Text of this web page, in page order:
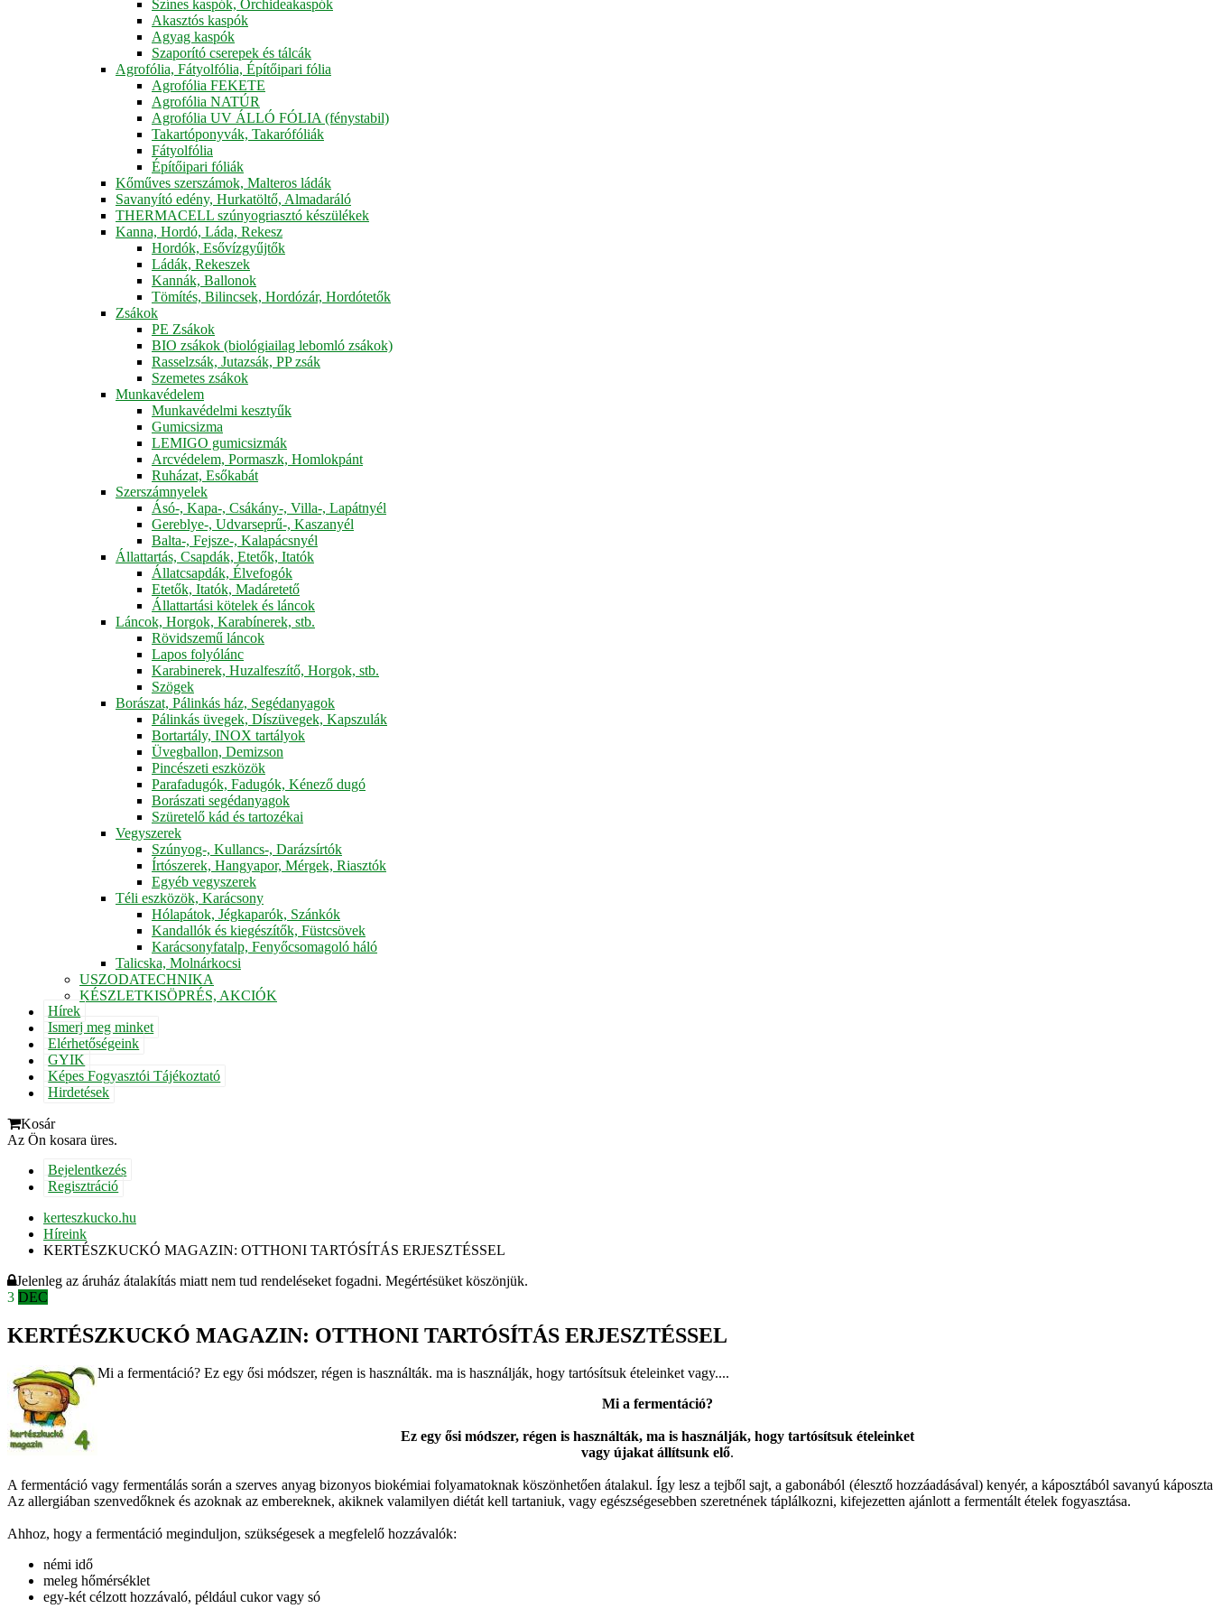
Színes kaspók, Orchideakaspók
Akasztós kaspók
Agyag kaspók
Szaporító cserepek és tálcák
Agrofólia, Fátyolfólia, Építőipari fólia
Agrofólia FEKETE
Agrofólia NATÚR
Agrofólia UV ÁLLÓ FÓLIA (fénystabil)
Takartóponyvák, Takarófóliák
Fátyolfólia
Építőipari fóliák
Kőműves szerszámok, Malteros ládák
Savanyító edény, Hurkatöltő, Almadaráló
THERMACELL szúnyogriasztó készülékek
Kanna, Hordó, Láda, Rekesz
Hordók, Esővízgyűjtők
Ládák, Rekeszek
Kannák, Ballonok
Tömítés, Bilincsek, Hordózár, Hordótetők
Zsákok
PE Zsákok
BIO zsákok (biológiailag lebomló zsákok)
Rasselzsák, Jutazsák, PP zsák
Szemetes zsákok
Munkavédelem
Munkavédelmi kesztyűk
Gumicsizma
LEMIGO gumicsizmák
Arcvédelem, Pormaszk, Homlokpánt
Ruházat, Esőkabát
Szerszámnyelek
Ásó-, Kapa-, Csákány-, Villa-, Lapátnyél
Gereblye-, Udvarseprű-, Kaszanyél
Balta-, Fejsze-, Kalapácsnyél
Állattartás, Csapdák, Etetők, Itatók
Állatcsapdák, Élvefogók
Etetők, Itatók, Madáretető
Állattartási kötelek és láncok
Láncok, Horgok, Karabínerek, stb.
Rövidszemű láncok
Lapos folyólánc
Karabinerek, Huzalfeszítő, Horgok, stb.
Szögek
Borászat, Pálinkás ház, Segédanyagok
Pálinkás üvegek, Díszüvegek, Kapszulák
Bortartály, INOX tartályok
Üvegballon, Demizson
Pincészeti eszközök
Parafadugók, Fadugók, Kénező dugó
Borászati segédanyagok
Szüretelő kád és tartozékai
Vegyszerek
Szúnyog-, Kullancs-, Darázsírtók
Írtószerek, Hangyapor, Mérgek, Riasztók
Egyéb vegyszerek
Téli eszközök, Karácsony
Hólapátok, Jégkaparók, Szánkók
Kandallók és kiegészítők, Füstcsövek
Karácsonyfatalp, Fenyőcsomagoló háló
Talicska, Molnárkocsi
USZODATECHNIKA
KÉSZLETKISÖPRÉS, AKCIÓK
Hírek
Ismerj meg minket
Elérhetőségeink
GYIK
Képes Fogyasztói Tájékoztató
Hirdetések
Kosár
Az Ön kosara üres.
Bejelentkezés
Regisztráció
kerteszkucko.hu
Híreink
KERTÉSZKUCKÓ MAGAZIN: OTTHONI TARTÓSÍTÁS ERJESZTÉSSEL
Jelenleg az áruház átalakítás miatt nem tud rendeléseket fogadni. Megértésüket köszönjük.
3 DEC
KERTÉSZKUCKÓ MAGAZIN: OTTHONI TARTÓSÍTÁS ERJESZTÉSSEL
Mi a fermentáció? Ez egy ősi módszer, régen is használták. ma is használják, hogy tartósítsuk ételeinket vagy....
Mi a fermentáció?
Ez egy ősi módszer, régen is használták, ma is használják, hogy tartósítsuk ételeinket
vagy újakat állítsunk elő.
A fermentáció vagy fermentálás során a szerves anyag bizonyos biokémiai folyamatoknak köszönhetően átalakul. Így lesz a tejből sajt, a gabonából (élesztő hozzáadásával) kenyér, a káposztából savanyú
Az allergiában szenvedőknek és azoknak az embereknek, akiknek valamilyen diétát kell tartaniuk, vagy egészségesebben szeretnének táplálkozni, kifejezetten ajánlott a fermentált ételek fogyasztása.
Ahhoz, hogy a fermentáció meginduljon, szükségesek a megfelelő hozzávalók:
némi idő
meleg hőmérséklet
egy-két célzott hozzávaló, például cukor vagy só